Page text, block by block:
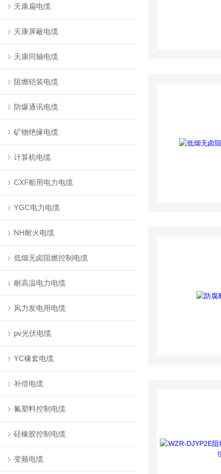
天康扁电缆
天康屏蔽电缆
天康同轴电缆
阻燃铠装电缆
防爆通讯电缆
矿物绝缘电缆
计算机电缆
CXF船用电力电缆
YGC电力电缆
NH耐火电缆
低烟无卤阻燃控制电缆
耐高温电力电缆
风力发电用电缆
pv光伏电缆
YC橡套电缆
补偿电缆
氟塑料控制电缆
硅橡胶控制电缆
变频电缆